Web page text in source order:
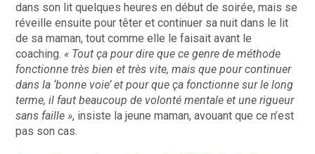
dans son lit quelques heures en début de soirée, mais se
réveille ensuite pour têter et continuer sa nuit dans le lit
de sa maman, tout comme elle le faisait avant le
coaching. « Tout ça pour dire que ce genre de méthode
fonctionne très bien et très vite, mais que pour continuer
dans la ‘bonne voie’ et pour que ça fonctionne sur le long
terme, il faut beaucoup de volonté mentale et une rigueur
sans faille », insiste la jeune maman, avouant que ce n’est
pas son cas.